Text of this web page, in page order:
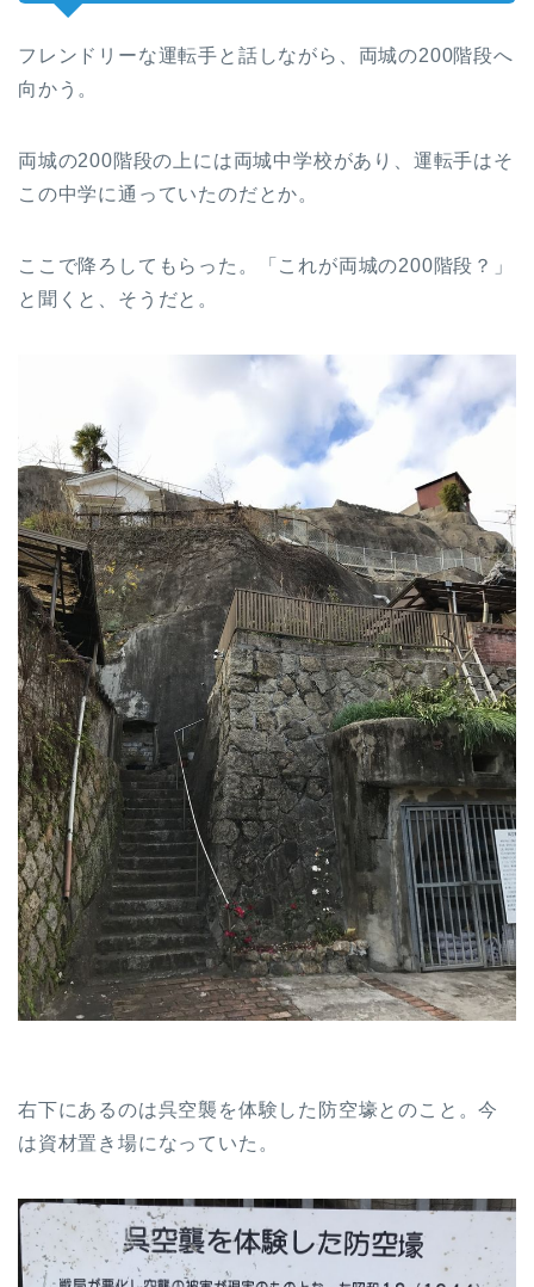
フレンドリーな運転手と話しながら、両城の200階段へ
向かう。
両城の200階段の上には両城中学校があり、運転手はそ
この中学に通っていたのだとか。
ここで降ろしてもらった。「これが両城の200階段？」
と聞くと、そうだと。
右下にあるのは呉空襲を体験した防空壕とのこと。今
は資材置き場になっていた。